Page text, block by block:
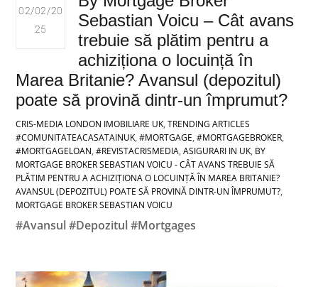
02/02/20
25
Sebastian Voicu – Cât avans
trebuie să plătim pentru a
achiziționa o locuință în
Marea Britanie? Avansul (depozitul)
poate să provină dintr-un împrumut?
CRIS-MEDIA LONDON IMOBILIARE UK,TRENDING ARTICLES
#COMUNITATEACASATAINUK,#MORTGAGE,#MORTGAGEBROKER,
#MORTGAGELOAN,#REVISTACRISMEDIA,ASIGURARI IN UK, BY
MORTGAGE BROKER SEBASTIAN VOICU - CÂT AVANS TREBUIE SĂ
PLĂTIM PENTRU A ACHIZIȚIONA O LOCUINȚĂ ÎN MAREA BRITANIE?
AVANSUL (DEPOZITUL) POATE SĂ PROVINĂ DINTR-UN ÎMPRUMUT?,
MORTGAGE BROKER SEBASTIAN VOICU
#Avansul #Depozitul #Mortgages